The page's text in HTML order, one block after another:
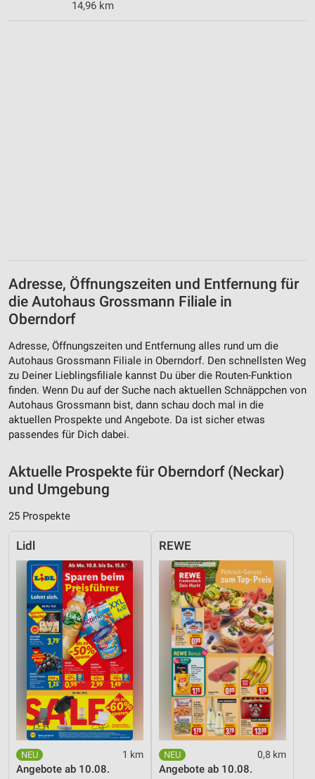
14,96 km
Adresse, Öffnungszeiten und Entfernung für
die Autohaus Grossmann Filiale in
Oberndorf
Adresse, Öffnungszeiten und Entfernung alles rund um die
Autohaus Grossmann Filiale in Oberndorf. Den schnellsten Weg
zu Deiner Lieblingsfiliale kannst Du über die Routen-Funktion
finden. Wenn Du auf der Suche nach aktuellen Schnäppchen von
Autohaus Grossmann bist, dann schau doch mal in die
aktuellen Prospekte und Angebote. Da ist sicher etwas
passendes für Dich dabei.
Aktuelle Prospekte für Oberndorf (Neckar)
und Umgebung
25 Prospekte
Lidl
1 km
Angebote ab 10.08.
REWE
0,8 km
Angebote ab 10.08.